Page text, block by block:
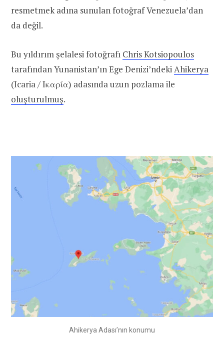
resmetmek adına sunulan fotoğraf Venezuela’dan
da değil.
Bu yıldırım şelalesi fotoğrafı Chris Kotsiopoulos
tarafından Yunanistan’ın Ege Denizi’ndekiAhikerya
(Icaria / Ικαρία) adasında uzun pozlama ile
oluşturulmuş.
Ahikerya Adası’nın konumu